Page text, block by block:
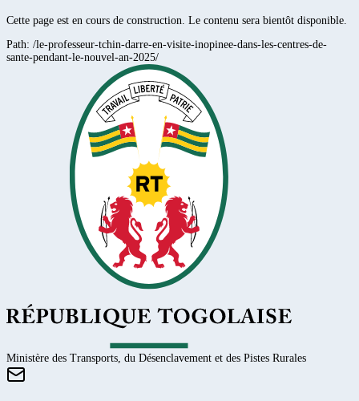
Cette page est en cours de construction. Le contenu sera bientôt disponible.
Path: /le-professeur-tchin-darre-en-visite-inopinee-dans-les-centres-de-
sante-pendant-le-nouvel-an-2025/
Ministère des Transports, du Désenclavement et des Pistes Rurales